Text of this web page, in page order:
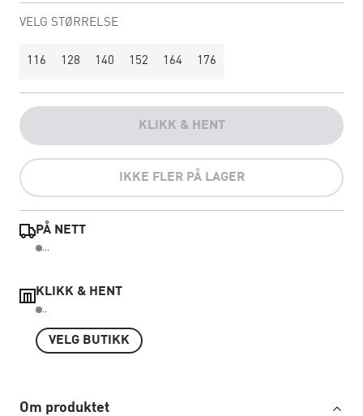
VELG STØRRELSE
116 128 140 152 164 176
KLIKK & HENT
IKKE FLER PÅ LAGER
PÅ NETT
...
KLIKK & HENT
..
VELG BUTIKK
Om produktet